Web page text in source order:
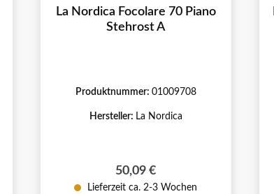
La Nordica Focolare 70 Piano
Stehrost A
Produktnummer: 01009708
Hersteller: La Nordica
Regulärer Preis:
50,09 €
Lieferzeit ca. 2-3 Wochen